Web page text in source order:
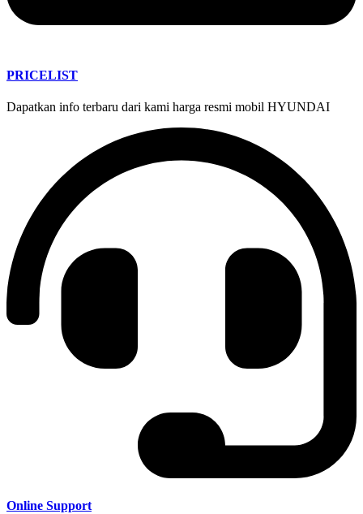
PRICELIST
Dapatkan info terbaru dari kami harga resmi mobil HYUNDAI
Online Support